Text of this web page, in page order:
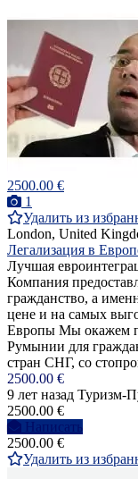
2500.00 €
1
Удалить из
London, United
Легализация в
Лучшая
Компания
гражданство, а
цене и на самых
Европы Мы окажем
Румынии для
стран СНГ, со
2500.00 €
9 лет назад Туризм-
2500.00 €
Написать
2500.00 €
Удалить из